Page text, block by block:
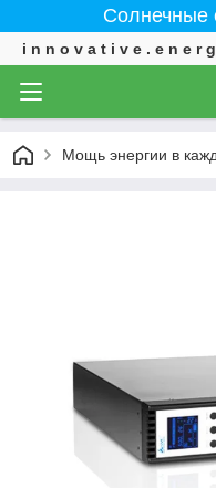
Солнечные
i n n o v a t i v e . e n e r
Мощь энергии в